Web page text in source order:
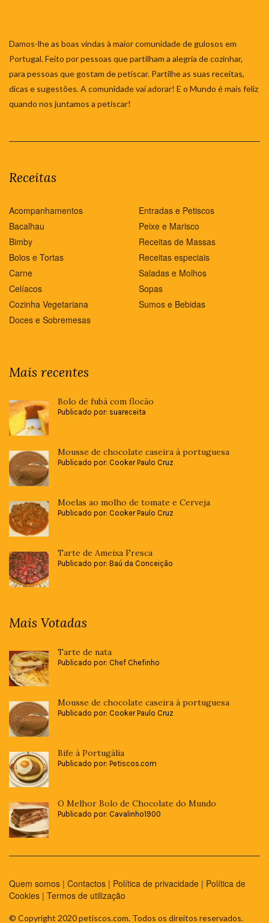
Damos-lhe as boas vindas à maior comunidade de gulosos em
Portugal. Feito por pessoas que partilham a alegria de cozinhar,
para pessoas que gostam de petiscar. Partilhe as suas receitas,
dicas e sugestões. A comunidade vai adorar! E o Mundo é mais feliz
quando nos juntamos a petiscar!
Receitas
Acompanhamentos
Bacalhau
Bimby
Bolos e Tortas
Carne
Celíacos
Cozinha Vegetariana
Doces e Sobremesas
Entradas e Petiscos
Peixe e Marisco
Receitas de Massas
Receitas especiais
Saladas e Molhos
Sopas
Sumos e Bebidas
Mais recentes
Bolo de fubá com flocão
Publicado por: suareceita
Mousse de chocolate caseira à portuguesa
Publicado por: Cooker Paulo Cruz
Moelas ao molho de tomate e Cerveja
Publicado por: Cooker Paulo Cruz
Tarte de Ameixa Fresca
Publicado por: Baú da Conceição
Mais Votadas
Tarte de nata
Publicado por: Chef Chefinho
Mousse de chocolate caseira à portuguesa
Publicado por: Cooker Paulo Cruz
Bife à Portugália
Publicado por: Petiscos.com
O Melhor Bolo de Chocolate do Mundo
Publicado por: Cavalinho1900
Quem somos | Contactos | Política de privacidade | Política de
Cookies | Termos de utilização
© Copyright 2020 petiscos.com. Todos os direitos reservados.